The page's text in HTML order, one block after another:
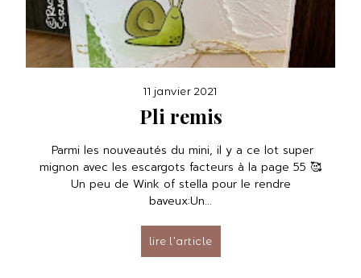
11 janvier 2021
Pli remis
Parmi les nouveautés du mini, il y a ce lot super
mignon avec les escargots facteurs à la page 55 🥰
Un peu de Wink of stella pour le rendre
baveux:Un...
lire l’article